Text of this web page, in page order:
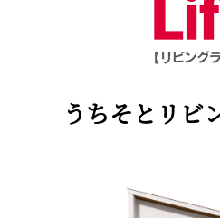
うちそとリビ